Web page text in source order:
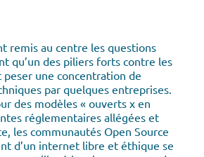
remis au centre les questions
qu’un des piliers forts contre les
peser une concentration de
par quelques entreprises.
des modèles « ouverts x en
réglementaires allégées et
les communautés Open Source
d’un internet libre et éthique se